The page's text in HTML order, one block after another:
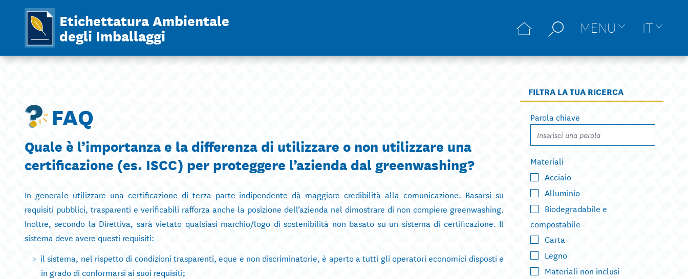
Etichettatura Ambientale
degli Imballaggi MENU IT
FAQ
Quale è l’importanza e la differenza di utilizzare o non utilizzare una
certificazione (es. ISCC) per proteggere l’azienda dal greenwashing?
In generale utilizzare una certificazione di terza parte indipendente dà maggiore credibilità alla comunicazione. Basarsi su
requisiti pubblici, trasparenti e verificabili rafforza anche la posizione dell’azienda nel dimostrare di non compiere greenwashing.
Inoltre, secondo la Direttiva, sarà vietato qualsiasi marchio/logo di sostenibilità non basato su un sistema di certificazione. Il
sistema deve avere questi requisiti:
il sistema, nel rispetto di condizioni trasparenti, eque e non discriminatorie, è aperto a tutti gli operatori economici disposti e
in grado di conformarsi ai suoi requisiti;
FILTRA LA TUA RICERCA
Parola chiave
Materiali
Acciaio
Alluminio
Biodegradabile e
compostabile
Carta
Legno
Materiali non inclusi